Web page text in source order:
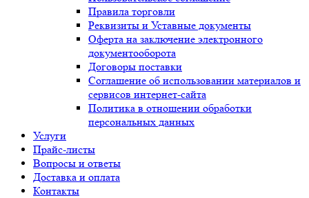
Правила торговли
Реквизиты и Уставные документы
Оферта на заключение электронного
документооборота
Договоры поставки
Соглашение об использовании материалов и
сервисов интернет-сайта
Политика в отношении обработки
персональных данных
Услуги
Прайс-листы
Вопросы и ответы
Доставка и оплата
Контакты